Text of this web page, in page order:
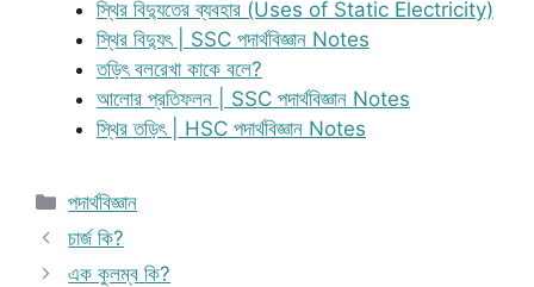
স্থির বিদ্যুতের ব্যবহার (Uses of Static Electricity)
স্থির বিদ্যুৎ | SSC পদার্থবিজ্ঞান Notes
তড়িৎ বলরেখা কাকে বলে?
আলোর প্রতিফলন | SSC পদার্থবিজ্ঞান Notes
স্থির তড়িৎ | HSC পদার্থবিজ্ঞান Notes
Categories
পদার্থবিজ্ঞান
চার্জ কি?
এক কুলম্ব কি?